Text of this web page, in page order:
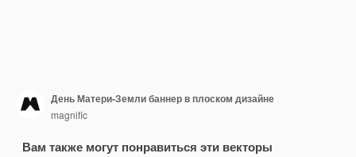
День Матери-Земли баннер в плоском дизайне
magnific
Вам также могут понравиться эти векторы